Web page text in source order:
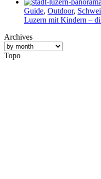
Guide, Outdoor,
Luzern mit Kindern –
Archives
Topo